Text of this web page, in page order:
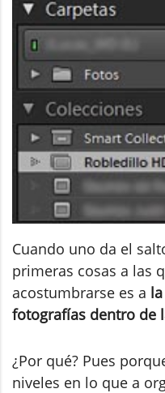
Cuando uno da el
primeras cosas a las
acostumbrarse es a
fotografías dentro de
¿Por qué? Pues
niveles en lo que a